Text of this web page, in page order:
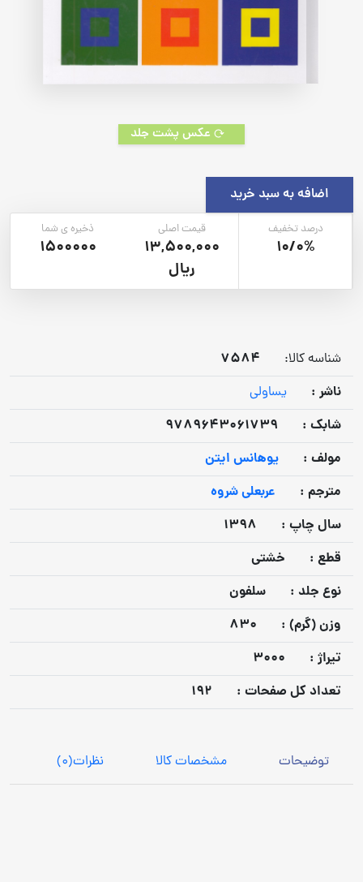
عکس پشت جلد
اضافه به سبد خرید
درصد تخفیف
10/0%
قیمت اصلی
13,500,000
ریال
ذخیره ی شما
1500000
شناسه کالا:
7584
ناشر :
یساولی
شابک :
9789643061739
مولف :
یوهانس ایتن
مترجم :
عربعلی شروه
سال چاپ :
1398
قطع :
خشتی
نوع جلد :
سلفون
وزن (گرم) :
830
تيراژ :
3000
تعداد كل صفحات :
192
توضیحات مشخصات کالا نظرات(0)